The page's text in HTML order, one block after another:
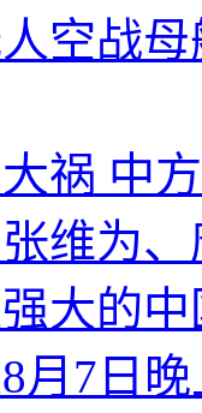
空战
祸 中
维为
大的中
月7日